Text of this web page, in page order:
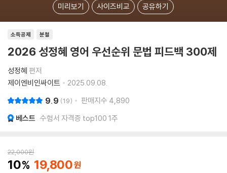
미리보기 사이즈비교 공유하기
소득공제 분철
2026 성정혜 영어 우선순위 문법 피드백 300제
성정혜 편저
제이엔비인싸이트
2025.09.08.
9.9 19 판매지수 4,890
베스트 수험서 자격증 top100 1주
22,000원
10 19,800